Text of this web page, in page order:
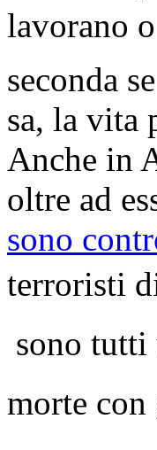
lavorano
seconda
sa, la vita
Anche in
oltre ad
sono
terroristi
 sono
morte con